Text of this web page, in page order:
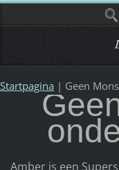
Startpagina | Geen
Amber is een